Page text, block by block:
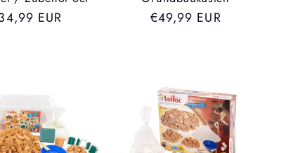
EUR UVP
€49,99 EUR